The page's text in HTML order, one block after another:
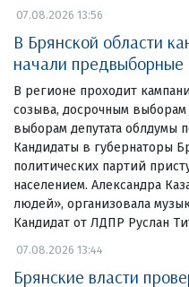
07.08.2026 13:56
В Брянской области
начали предвыборные
В регионе проходит
созыва, досрочным
выборам депутата облдумы
Кандидаты в губернаторы
политических партий
населением. Александра
людей», организовала
Кандидат от ЛДПР Руслан
07.08.2026 13:44
Брянские власти